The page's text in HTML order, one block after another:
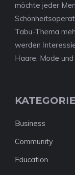
möchte jeder
Tabu-Thema
werden
Haare, Mode
Business
Community
Education